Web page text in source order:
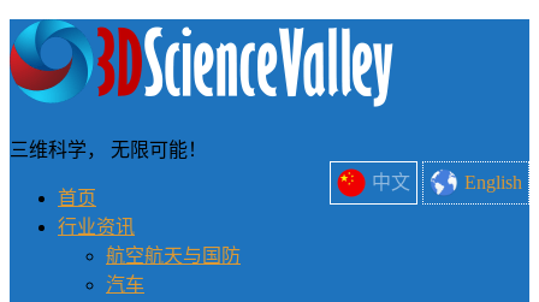
中文 English
三维科学， 无限可能！
首页
行业资讯
航空航天与国防
汽车